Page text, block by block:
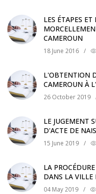
LES ÉTAPES
CAMEROUN
18 June 2016 /
L'OBTENTION
CAMEROUN À
26 October 2019
LE JUGEMENT
D'ACTE DE
15 June 2019 /
LA
DANS LA VILLE
04 May 2019 /